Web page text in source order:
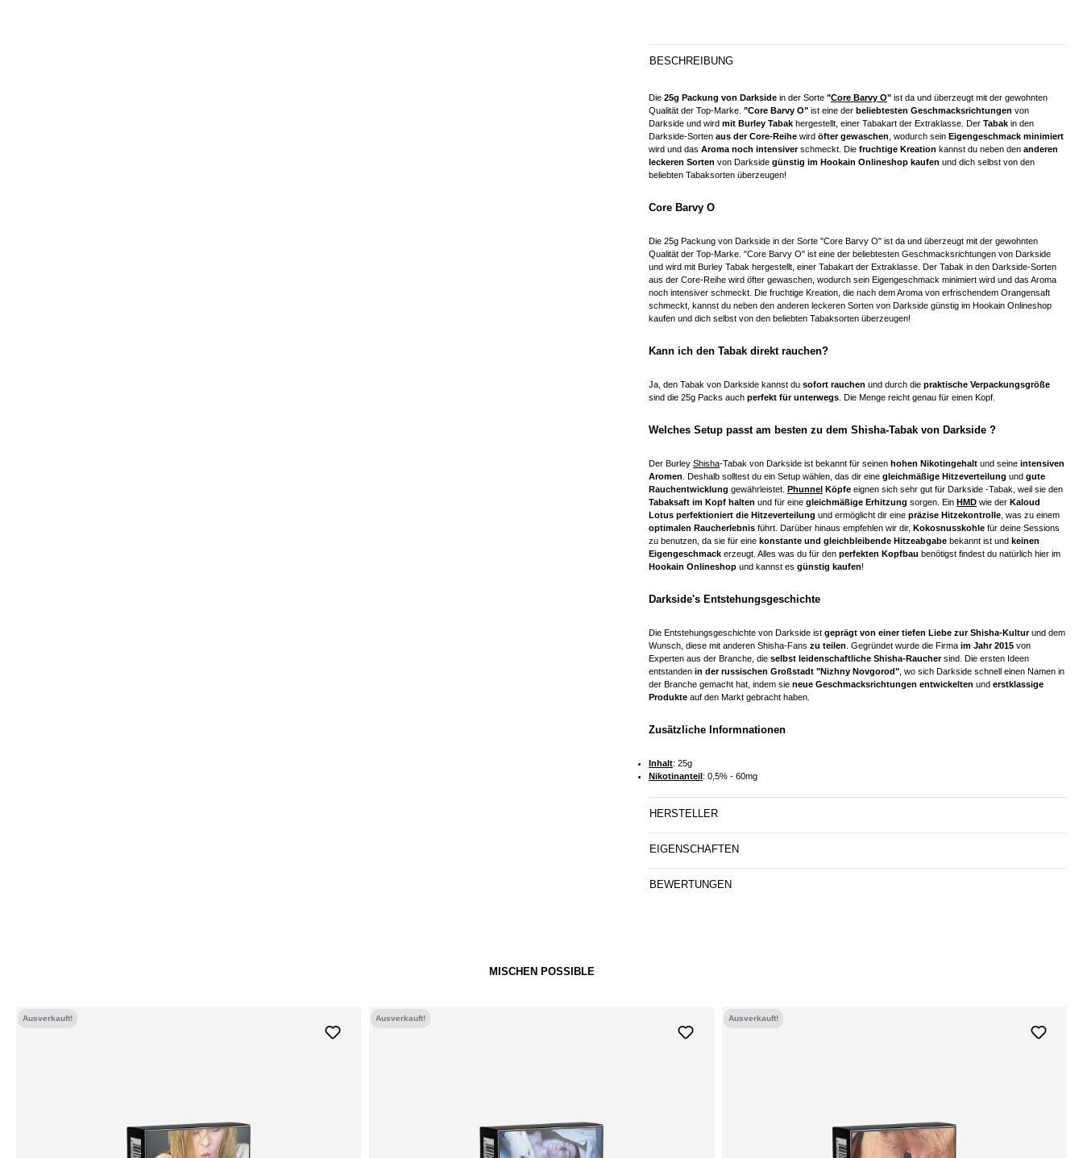
BESCHREIBUNG
Die 25g Packung von Darkside in der Sorte "Core Barvy O" ist da und überzeugt mit der gewohnten
Qualität der Top-Marke. "Core Barvy O" ist eine der beliebtesten Geschmacksrichtungen von
Darkside und wird mit Burley Tabak hergestellt, einer Tabakart der Extraklasse. Der Tabak in den
Darkside-Sorten aus der Core-Reihe wird öfter gewaschen , wodurch sein Eigengeschmack minimiert
wird und das Aroma noch intensiverschmeckt. Die fruchtige Kreation kannst du neben den anderen
leckeren Sorten von Darkside günstig im Hookain Onlineshop kaufen und dich selbst von den
beliebten Tabaksorten überzeugen!
Core Barvy O
Die 25g Packung von Darkside in der Sorte "Core Barvy O" ist da und überzeugt mit der gewohnten
Qualität der Top-Marke. "Core Barvy O" ist eine der beliebtesten Geschmacksrichtungen von Darkside
und wird mit Burley Tabak hergestellt, einer Tabakart der Extraklasse. Der Tabak in den Darkside-Sorten
aus der Core-Reihe wird öfter gewaschen, wodurch sein Eigengeschmack minimiert wird und das Aroma
noch intensiver schmeckt. Die fruchtige Kreation, die nach dem Aroma von erfrischendem Orangensaft
schmeckt, kannst du neben den anderen leckeren Sorten von Darkside günstig im Hookain Onlineshop
kaufen und dich selbst von den beliebten Tabaksorten überzeugen!
Kann ich den Tabak direkt rauchen?
Ja, den Tabak von Darkside kannst du sofort rauchen und durch die praktische Verpackungsgröße
sind die 25g Packs auch perfekt für unterwegs . Die Menge reicht genau für einen Kopf.
Welches Setup passt am besten zu dem Shisha-Tabak von Darkside ?
Der Burley Shisha-Tabak von Darkside ist bekannt für seinen hohen Nikotingehalt und seine intensiven
Aromen . Deshalb solltest du ein Setup wählen, das dir eine gleichmäßige Hitzeverteilung und gute
Rauchentwicklung gewährleistet. Phunnel Köpfe eignen sich sehr gut für Darkside -Tabak, weil sie den
Tabaksaft im Kopf halten und für eine gleichmäßige Erhitzung sorgen. Ein HMD wie der Kaloud
Lotus perfektioniert die Hitzeverteilung und ermöglicht dir eine präzise Hitzekontrolle , was zu einem
optimalen Raucherlebnis führt. Darüber hinaus empfehlen wir dir, Kokosnusskohle für deine Sessions
zu benutzen, da sie für eine konstante und gleichbleibende Hitzeabgabe bekannt ist und keinen
Eigengeschmack erzeugt. Alles was du für den perfekten Kopfbau benötigst findest du natürlich hier im
Hookain Onlineshop und kannst es günstig kaufen!
Darkside's Entstehungsgeschichte
Die Entstehungsgeschichte von Darkside ist geprägt von einer tiefen Liebe zur Shisha-Kulturund dem
Wunsch, diese mit anderen Shisha-Fans zu teilen . Gegründet wurde die Firma im Jahr 2015 von
Experten aus der Branche, die selbst leidenschaftliche Shisha-Rauchersind. Die ersten Ideen
entstanden in der russischen Großstadt "Nizhny Novgorod" , wo sich Darkside schnell einen Namen in
der Branche gemacht hat, indem sie neue Geschmacksrichtungen entwickelten und erstklassige
Produkte auf den Markt gebracht haben.
Zusätzliche Informnationen
Inhalt: 25g
Nikotinanteil: 0,5% - 60mg
HERSTELLER
EIGENSCHAFTEN
BEWERTUNGEN
MISCHEN POSSIBLE
Ausverkauft! Ausverkauft! Ausverkauft!